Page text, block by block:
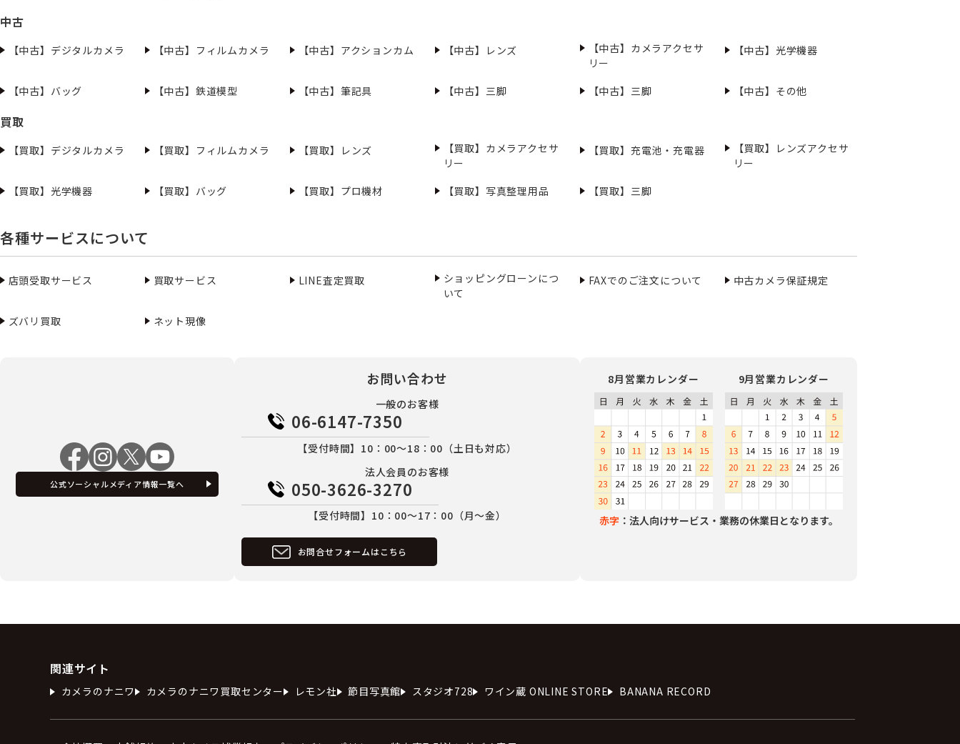
中古
【中古】デジタルカメラ 【中古】フィルムカメラ 【中古】アクションカム 【中古】レンズ
【中古】カメラアクセサ
リー
【中古】光学機器
【中古】バッグ 【中古】鉄道模型 【中古】筆記具 【中古】三脚 【中古】三脚 【中古】その他
買取
【買取】デジタルカメラ 【買取】フィルムカメラ 【買取】レンズ
【買取】カメラアクセサ
リー
【買取】充電池・充電器
【買取】レンズアクセサ
リー
【買取】光学機器
【買取】バッグ 【買取】プロ機材 【買取】写真整理用品 【買取】三脚
各種サービスについて
店頭受取サービス 買取サービス LINE査定買取
ショッピングローンにつ
いて
FAXでのご注文について 中古カメラ保証規定
ズバリ買取 ネット現像
公式ソーシャルメディア情報一覧へ
お問い合わせ
一般のお客様
06-6147-7350
【受付時間】10：00～18：00（土日も対応）
法人会員のお客様
050-3626-3270
【受付時間】10：00～17：00（月～金）
お問合せフォームはこちら
8月営業カレンダー 9月営業カレンダー
赤字 ：法人向けサービス・業務の休業日となります。
関連サイト
カメラのナニワ カメラのナニワ買取センター レモン社 節目写真館 スタジオ728 ワイン蔵 ONLINE STORE BANANA RECORD